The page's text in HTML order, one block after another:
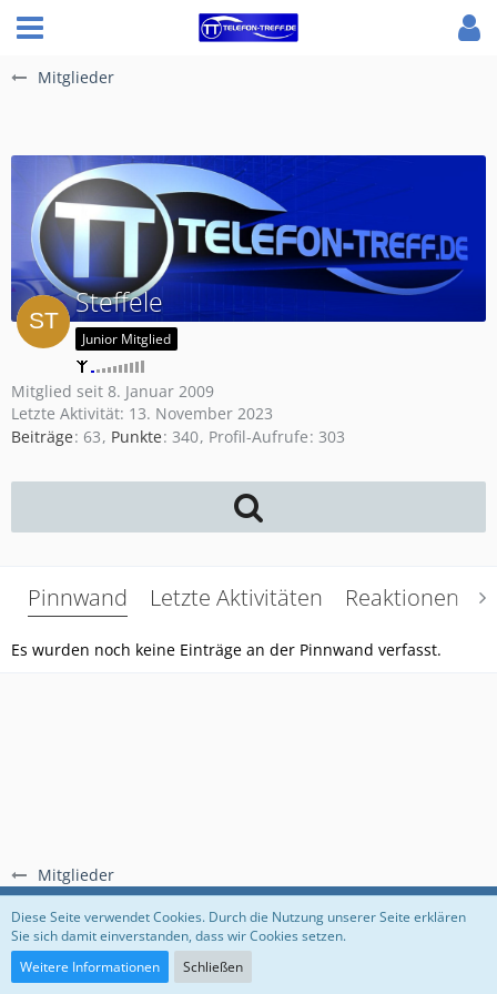
Mitglieder
Mitglieder
Steffele
Junior Mitglied
Mitglied seit 8. Januar 2009
Letzte Aktivität: 13. November 2023
Beiträge 63 Punkte 340 Profil-Aufrufe 303
Pinnwand Letzte Aktivitäten Reaktionen
Es wurden noch keine Einträge an der Pinnwand verfasst.
Regeln Datenschutzerklärung Impressum
Community-Software:
Diese Seite verwendet Cookies. Durch die Nutzung unserer Seite erklären
Sie sich damit einverstanden, dass wir Cookies setzen.
Weitere Informationen
Schließen